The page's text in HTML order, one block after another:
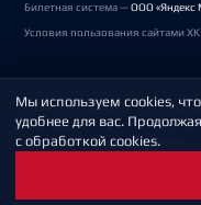
Билетная система —ООО «Яндекс
Условия пользования сайтами ХК
Политика обработки
Пользовательское соглашение
Мы используем cookies,
удобнее для вас.
с обработкой cookies.